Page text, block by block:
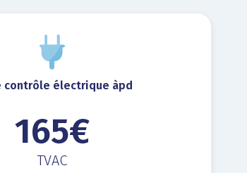
contrôle électrique àpd
165€
TVAC